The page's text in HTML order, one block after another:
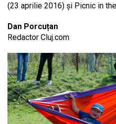
(23 aprilie 2016) și Picnic in
Dan Porcuțan
Redactor Cluj.com